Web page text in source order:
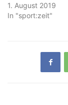
1. August 2019
In "sport:zeit"